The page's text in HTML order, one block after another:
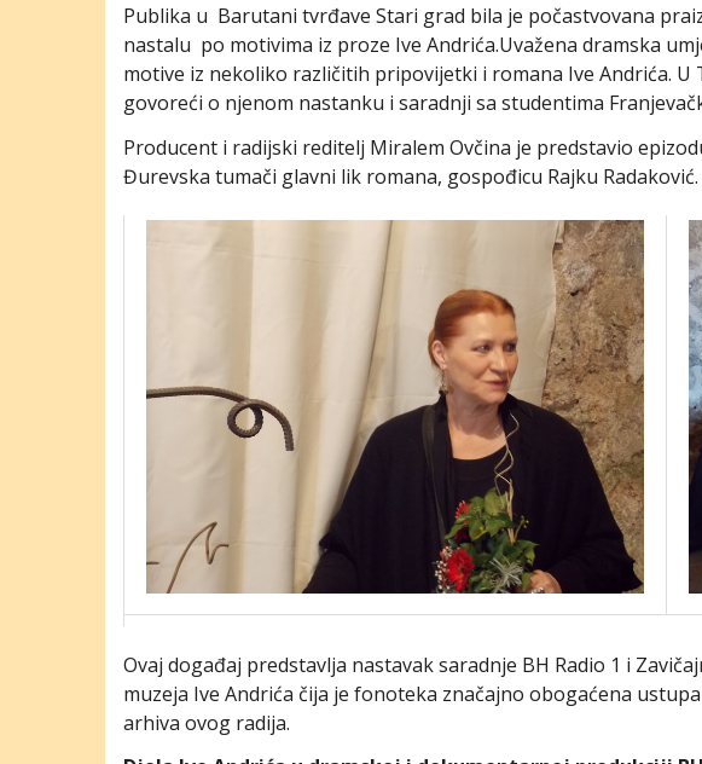
Publika u Barutani tvrđave Stari grad bila je počastvovana
nastalu po motivima iz proze Ive Andrića.Uvažena dramska
motive iz nekoliko različitih pripovijetki i romana Ive Andrića.
govoreći o njenom nastanku i saradnji sa studentima
Producent i radijski reditelj Miralem Ovčina je predstavio
Đurevska tumači glavni lik romana, gospođicu Rajku Radaković.
Ovaj događaj predstavlja nastavak saradnje BH Radio 1 i
muzeja Ive Andrića čija je fonoteka značajno obogaćena
arhiva ovog radija.